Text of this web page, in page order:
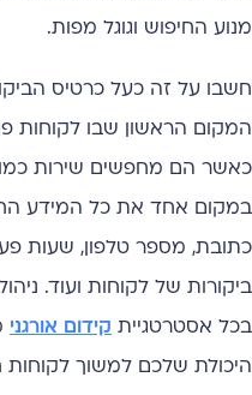
מנוע החיפוש וגוגל מפות.
חשבו על זה כעל כרטיס
המקום הראשון שבו לקוחות
כאשר הם מחפשים שירות
במקום אחד את כל המידע
כתובת, מספר טלפון, שעות
ביקורות של לקוחות ועוד.
בכל אסטרטגיית קידום אורגני
היכולת שלכם למשוך לקוחות